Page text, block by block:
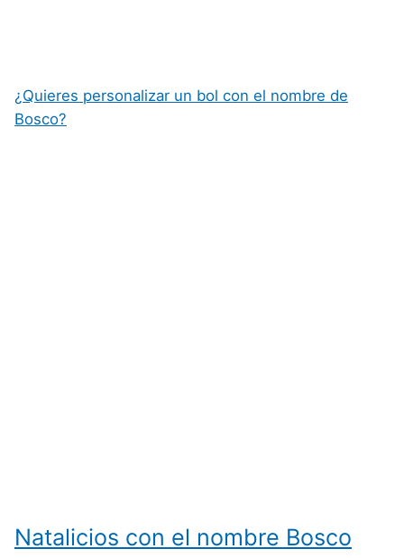
¿Quieres personalizar un bol con el nombre de
Bosco?
Natalicios con el nombre Bosco